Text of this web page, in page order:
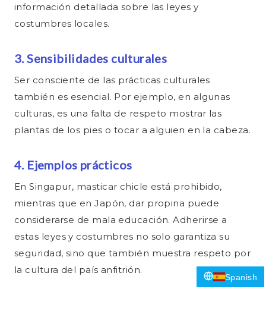
información detallada sobre las leyes y
costumbres locales.
3. Sensibilidades culturales
Ser consciente de las prácticas culturales
también es esencial. Por ejemplo, en algunas
culturas, es una falta de respeto mostrar las
plantas de los pies o tocar a alguien en la cabeza.
4. Ejemplos prácticos
En Singapur, masticar chicle está prohibido,
mientras que en Japón, dar propina puede
considerarse de mala educación. Adherirse a
estas leyes y costumbres no solo garantiza su
seguridad, sino que también muestra respeto por
la cultura del país anfitrión.
Spanish